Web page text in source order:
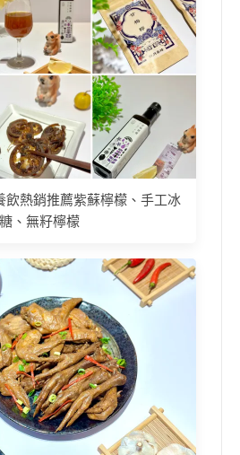
飲熱銷推薦紫蘇檸檬、手工冰
糖、無籽檸檬